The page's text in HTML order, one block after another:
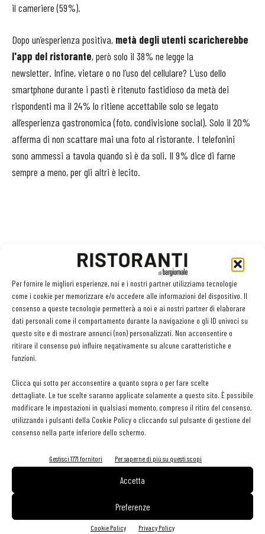
Per fornire le migliori esperienze, noi e i nostri partner utilizziamo tecnologie
come i cookie per memorizzare e/o accedere alle informazioni del dispositivo. Il
consenso a queste tecnologie permetterà a noi e ai nostri partner di elaborare
dati personali come il comportamento durante la navigazione o gli ID univoci su
questo sito e di mostrare annunci (non) personalizzati. Non acconsentire o
ritirare il consenso può influire negativamente su alcune caratteristiche e
funzioni.
Clicca qui sotto per acconsentire a quanto sopra o per fare scelte
dettagliate. Le tue scelte saranno applicate solamente a questo sito. È possibile
modificare le impostazioni in qualsiasi momento, compreso il ritiro del consenso,
utilizzando i pulsanti della Cookie Policy o cliccando sul pulsante di gestione del
consenso nella parte inferiore dello schermo.
Gestisci 1771 fornitori Per saperne di più su questi scopi
Accetta
Preferenze
Cookie Policy Privacy Policy
il cameriere (59%).
Dopo un’esperienza positiva, metà degli utenti scaricherebbe
l'app del ristorante, però solo il 38% ne legge la
newsletter. Infine, vietare o no l’uso del cellulare? L’uso dello
smartphone durante i pasti è ritenuto fastidioso da metà dei
rispondenti ma il 24% lo ritiene accettabile solo se legato
all’esperienza gastronomica (foto, condivisione social). Solo il 20%
afferma di non scattare mai una foto al ristorante. I telefonini
sono ammessi a tavola quando si è da soli. Il 9% dice di farne
sempre a meno, per gli altri è lecito.
Twitter
LEGGI ANCHE
Ampliare l’attività del ristorante al catering? Sì, ma la
Aperti per ferie. Buoni indirizzi da Nord a Sud per